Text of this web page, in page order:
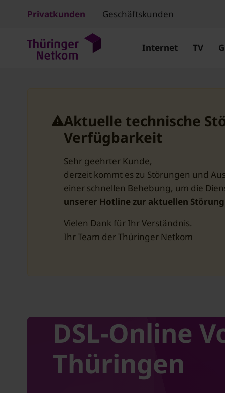
Privatkunden Geschäftskunden
Internet TV
Aktuelle technische
Verfügbarkeit
Sehr geehrter Kunde,
derzeit kommt es zu Störungen und
einer schnellen Behebung, um die
unserer Hotline zur aktuellen
Vielen Dank für Ihr Verständnis.
Ihr Team der Thüringer Netkom
DSL-Online
Thüringen